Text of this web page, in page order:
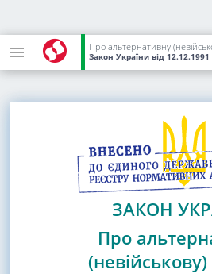
Закон України від 12.12.1991
ЗАКОН
Про